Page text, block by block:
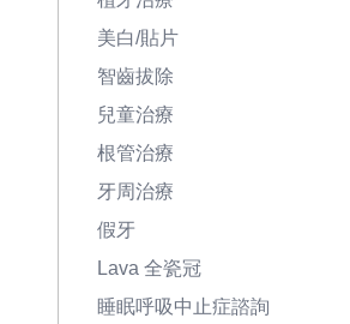
美白/貼片
智齒拔除
兒童治療
根管治療
牙周治療
假牙
Lava 全瓷冠
睡眠呼吸中止症諮詢